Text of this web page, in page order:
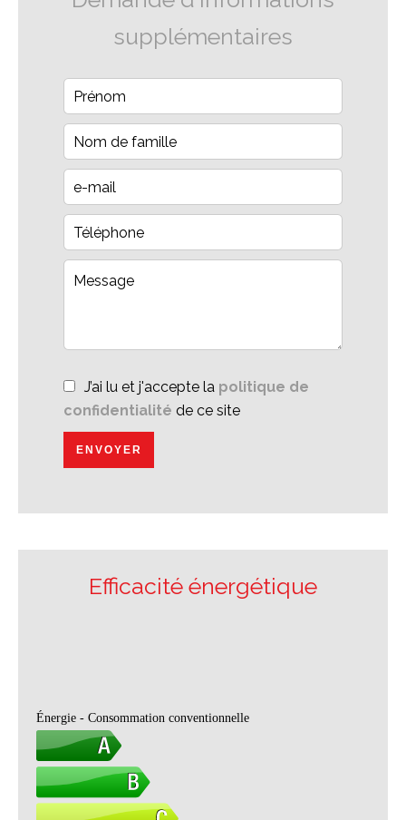
supplémentaires
J’ai lu et j'accepte la politique de
confidentialité de ce site
ENVOYER
Efficacité énergétique
Énergie - Consommation conventionnelle